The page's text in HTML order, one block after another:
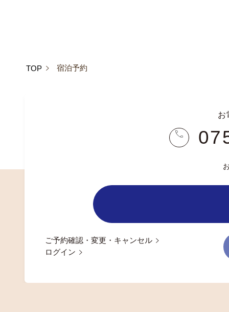
TOP 宿泊予約
お
ご予約確認・変更・キャンセル
ログイン